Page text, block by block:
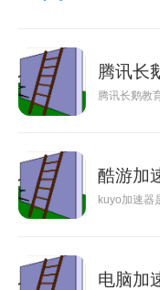
腾讯长
腾讯长鹅教
酷游加
kuyo加速器
电脑加